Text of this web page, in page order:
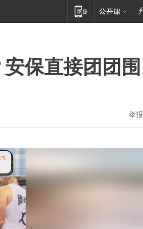
保直接团团围
举报